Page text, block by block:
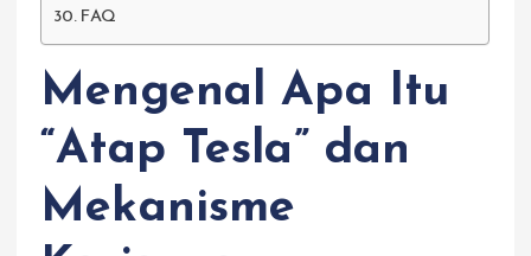
FAQ
Mengenal Apa Itu
“Atap Tesla” dan
Mekanisme